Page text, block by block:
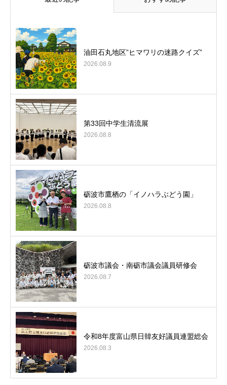
油田石丸地区”ヒマワリの迷路クイズ”
2026.08.9
第33回中学生清流展
2026.08.8
砺波市鷹栖の「イノハラぶどう園」
2026.08.8
砺波市議会・南砺市議会議員研修会
2026.08.7
令和8年度富山県日韓友好議員連盟総会
2026.08.3